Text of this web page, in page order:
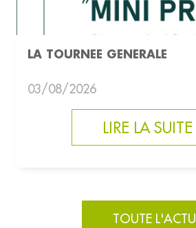
LA TOURNEE GENERALE
03/08/2026
LIRE LA SUITE
TOUTE L'ACTU